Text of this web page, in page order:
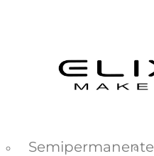
Semipermanente